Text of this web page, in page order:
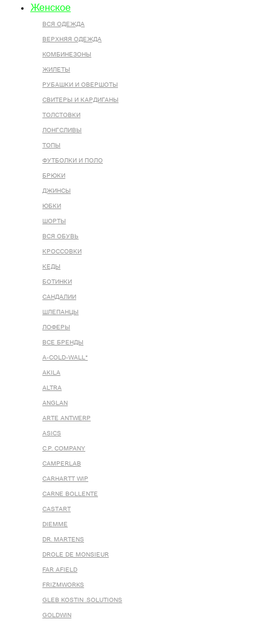
Женское
ВСЯ ОДЕЖДА
ВЕРХНЯЯ ОДЕЖДА
КОМБИНЕЗОНЫ
ЖИЛЕТЫ
РУБАШКИ И ОВЕРШОТЫ
СВИТЕРЫ И КАРДИГАНЫ
ТОЛСТОВКИ
ЛОНГСЛИВЫ
ТОПЫ
ФУТБОЛКИ И ПОЛО
БРЮКИ
ДЖИНСЫ
ЮБКИ
ШОРТЫ
ВСЯ ОБУВЬ
КРОССОВКИ
КЕДЫ
БОТИНКИ
САНДАЛИИ
ШЛЕПАНЦЫ
ЛОФЕРЫ
ВСЕ БРЕНДЫ
A-COLD-WALL*
AKILA
ALTRA
ANGLAN
ARTE ANTWERP
ASICS
C.P. COMPANY
CAMPERLAB
CARHARTT WIP
CARNE BOLLENTE
CASTART
DIEMME
DR. MARTENS
DROLE DE MONSIEUR
FAR AFIELD
FRIZMWORKS
GLEB KOSTIN .SOLUTIONS
GOLDWIN